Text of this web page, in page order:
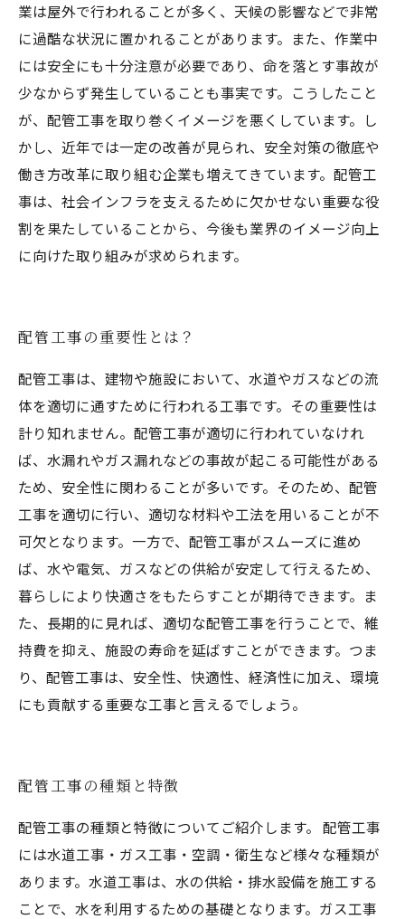
業は屋外で行われることが多く、天候の影響などで非常
に過酷な状況に置かれることがあります。また、作業中
には安全にも十分注意が必要であり、命を落とす事故が
少なからず発生していることも事実です。こうしたこと
が、配管工事を取り巻くイメージを悪くしています。し
かし、近年では一定の改善が見られ、安全対策の徹底や
働き方改革に取り組む企業も増えてきています。配管工
事は、社会インフラを支えるために欠かせない重要な役
割を果たしていることから、今後も業界のイメージ向上
に向けた取り組みが求められます。
配管工事の重要性とは？
配管工事は、建物や施設において、水道やガスなどの流
体を適切に通すために行われる工事です。その重要性は
計り知れません。配管工事が適切に行われていなけれ
ば、水漏れやガス漏れなどの事故が起こる可能性がある
ため、安全性に関わることが多いです。そのため、配管
工事を適切に行い、適切な材料や工法を用いることが不
可欠となります。一方で、配管工事がスムーズに進め
ば、水や電気、ガスなどの供給が安定して行えるため、
暮らしにより快適さをもたらすことが期待できます。ま
た、長期的に見れば、適切な配管工事を行うことで、維
持費を抑え、施設の寿命を延ばすことができます。つま
り、配管工事は、安全性、快適性、経済性に加え、環境
にも貢献する重要な工事と言えるでしょう。
配管工事の種類と特徴
配管工事の種類と特徴についてご紹介します。 配管工事
には水道工事・ガス工事・空調・衛生など様々な種類が
あります。水道工事は、水の供給・排水設備を施工する
ことで、水を利用するための基礎となります。ガス工事